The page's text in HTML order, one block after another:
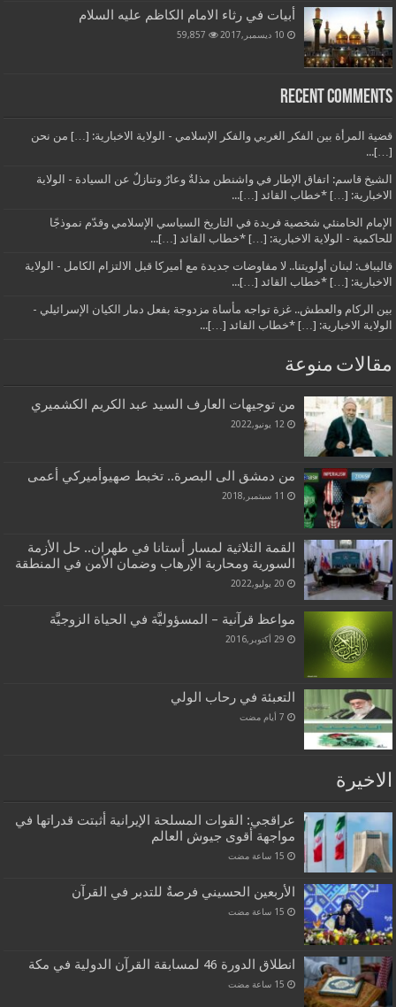
أبيات في رثاء الامام الكاظم عليه السلام
10 ديسمبر,2017 59,857
Recent Comments
قضية المرأة بين الفكر الغربي والفكر الإسلامي - الولاية الاخبارية: […] من نحن
[…]...
الشيخ قاسم: اتفاق الإطار في واشنطن مذلةٌ وعارٌ وتنازلٌ عن السيادة - الولاية
الاخبارية: […] *خطاب القائد […]...
الإمام الخامنئي شخصية فريدة في التاريخ السياسي الإسلامي وقدّم نموذجًا
للحاكمية - الولاية الاخبارية: […] *خطاب القائد […]...
قاليباف: لبنان أولويتنا.. لا مفاوضات جديدة مع أميركا قبل الالتزام الكامل - الولاية
الاخبارية: […] *خطاب القائد […]...
بين الركام والعطش.. غزة تواجه مأساة مزدوجة بفعل دمار الكيان الإسرائيلي -
الولاية الاخبارية: […] *خطاب القائد […]...
مقالات منوعة
من توجيهات العارف السيد عبد الكريم الكشميري
12 يونيو,2022
من دمشق الى البصرة.. تخبط صهيوأميركي أعمى
11 سبتمبر,2018
القمة الثلاثية لمسار أستانا في طهران.. حل الأزمة
السورية ومحاربة الإرهاب وضمان الأمن في المنطقة
20 يوليو,2022
مواعظ قرآنية – المسؤوليَّة في الحياة الزوجيَّة
29 أكتوبر,2016
التعبئة في رحاب الولي
الاخيرة
عراقجي: القوات المسلحة الإيرانية أثبتت قدراتها في
مواجهة أقوى جيوش العالم
الأربعين الحسيني فرصةٌ للتدبر في القرآن
انطلاق الدورة 46 لمسابقة القرآن الدولية في مكة